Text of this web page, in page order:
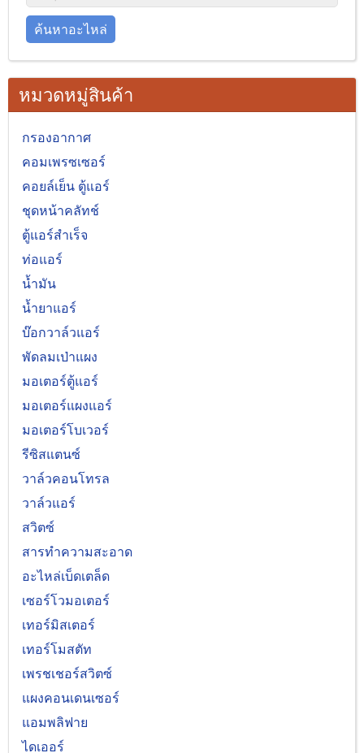
ค้นหาอะไหล่
หมวดหมู่สินค้า
กรองอากาศ
คอมเพรซเซอร์
คอยล์เย็น ตู้แอร์
ชุดหน้าคลัทช์
ตู้แอร์สำเร็จ
ท่อแอร์
น้ำมัน
น้ำยาแอร์
บ๊อกวาล์วแอร์
พัดลมเป่าแผง
มอเตอร์ตู้แอร์
มอเตอร์แผงแอร์
มอเตอร์โบเวอร์
รีซิสแตนซ์
วาล์วคอนโทรล
วาล์วแอร์
สวิตซ์
สารทำความสะอาด
อะไหล่เบ็ดเตล็ด
เซอร์โวมอเตอร์
เทอร์มิสเตอร์
เทอร์โมสตัท
เพรชเชอร์สวิตซ์
แผงคอนเดนเซอร์
แอมพลิฟาย
ไดเออร์